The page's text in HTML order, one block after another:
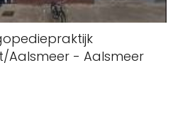
Aalsmeer - Aalsmeer